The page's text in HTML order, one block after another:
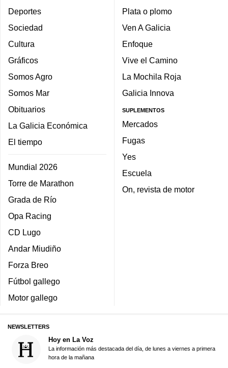
Deportes
Sociedad
Cultura
Gráficos
Somos Agro
Somos Mar
Obituarios
La Galicia Económica
El tiempo
Mundial 2026
Torre de Marathon
Grada de Río
Opa Racing
CD Lugo
Andar Miudiño
Forza Breo
Fútbol gallego
Motor gallego
Plata o plomo
Ven A Galicia
Enfoque
Vive el Camino
La Mochila Roja
Galicia Innova
SUPLEMENTOS
Mercados
Fugas
Yes
Escuela
On, revista de motor
NEWSLETTERS
Hoy en La Voz
La información más destacada del día, de lunes a viernes a primera
hora de la mañana